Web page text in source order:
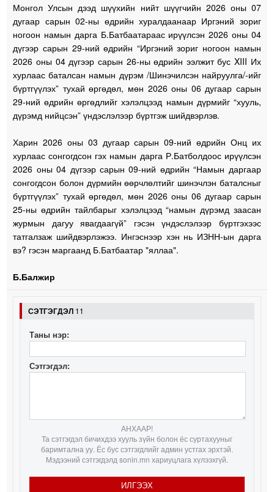
Монгол Улсын дээд шүүхийн нийт шүүгчийн 2026 оны 07
дугаар сарын 02-ны өдрийн хуралдаанаар Иргэний зориг
ногоон намын дарга Б.Батбаатараас ирүүлсэн 2026 оны 04
дүгээр сарын 29-ний өдрийн “Иргэний зориг ногоон намын
2026 оны 04 дүгээр сарын 26-ны өдрийн ээлжит бус XIII Их
хурлаас баталсан намын дүрэм /Шинэчилсэн найруулга/-ийг
бүртгүүлэх” тухай өргөдөл, мөн 2026 оны 06 дугаар сарын
29-ний өдрийн өргөдлийг хэлэлцээд намын дүрмийг “хууль,
дүрэмд нийцсэн” үндэслэлээр бүртгэж шийдвэрлэв.
Харин 2026 оны 03 дугаар сарын 09-ний өдрийн Онц их
хурлаас сонгогдсон гэх намын дарга Р.Батболдоос ирүүлсэн
2026 оны 04 дүгээр сарын 09-ний өдрийн “Намын даргаар
сонгогдсон болон дүрмийн өөрчлөлтийг шинэчлэн баталсныг
бүртгүүлэх” тухай өргөдөл, мөн 2026 оны 06 дугаар сарын
25-ны өдрийн тайлбарыг хэлэлцээд “намын дүрэмд заасан
журмын дагуу явагдаагүй” гэсэн үндэслэлээр бүртгэхээс
татгалзаж шийдвэрлэжээ. Ингэснээр хэн нь ИЗНН-ын дарга
вэ? гэсэн маргаанд Б.Батбаатар "яллаа".
Б.Балжир
СЭТГЭГДЭЛ 11
Таны нэр:
Сэтгэгдэл:
АНХААР!
Та сэтгэгдэл бичихдээ хууль зүйн болон ёс суртахууныг
баримтална уу. Ёс бус сэтгэгдлийг админ устгах эрхтэй.
Мэдээний сэтгэгдэлд sonin.mn хариуцлага хүлээхгүй.
ИЛГЭЭХ